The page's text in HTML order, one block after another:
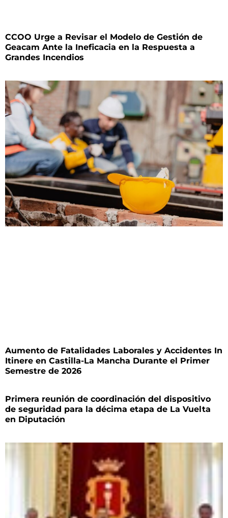
CCOO Urge a Revisar el Modelo de Gestión de
Geacam Ante la Ineficacia en la Respuesta a
Grandes Incendios
Aumento de Fatalidades Laborales y Accidentes In
Itinere en Castilla-La Mancha Durante el Primer
Semestre de 2026
Primera reunión de coordinación del dispositivo
de seguridad para la décima etapa de La Vuelta
en Diputación